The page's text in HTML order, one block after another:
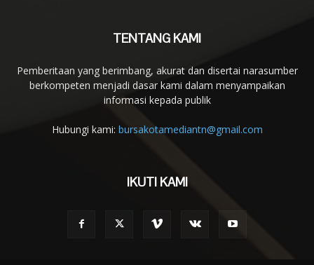
TENTANG KAMI
Pemberitaan yang berimbang, akurat dan disertai narasumber
berkompeten menjadi dasar kami dalam menyampaikan
informasi kepada publik
Hubungi kami: bursakotamediantn@gmail.com
IKUTI KAMI